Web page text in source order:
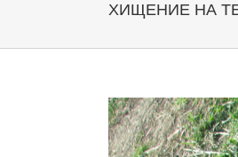
ХИЩЕНИЕ НА
View
Larger
Image